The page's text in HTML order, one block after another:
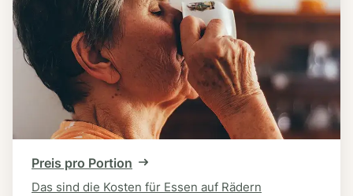
Preis pro Portion
Das sind die Kosten für Essen auf Rädern